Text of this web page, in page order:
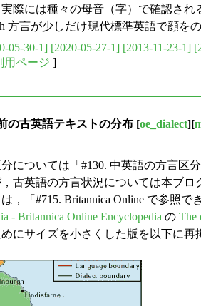
際には種々の母音（字）で確認され
方言が少しだけ現代標準英語で顔を
05-30-1] [2020-05-27-1] [2013-11-23-1]
用ページ ]
の古英語テキストの分布 [oe_dialect][
については「#130. 中英語の方言区
古英語の方言状況については本ブ
，「#715. Britannica Online で参照で
- Britannica Online Encyclopedia の The
にサイズを小さくした版を以下に再